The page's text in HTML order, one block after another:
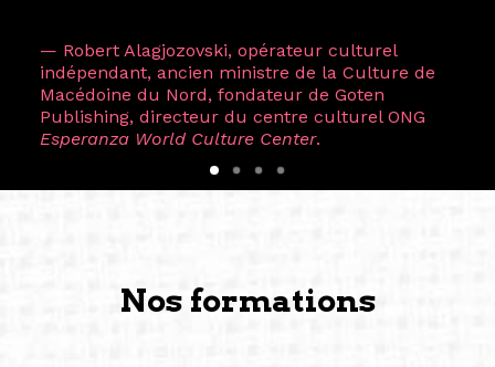
— Robert Alagjozovski, opérateur culturel
indépendant, ancien ministre de la Culture de
Macédoine du Nord, fondateur de Goten
Publishing, directeur du centre culturel ONG
Esperanza World Culture Center.
Nos formations